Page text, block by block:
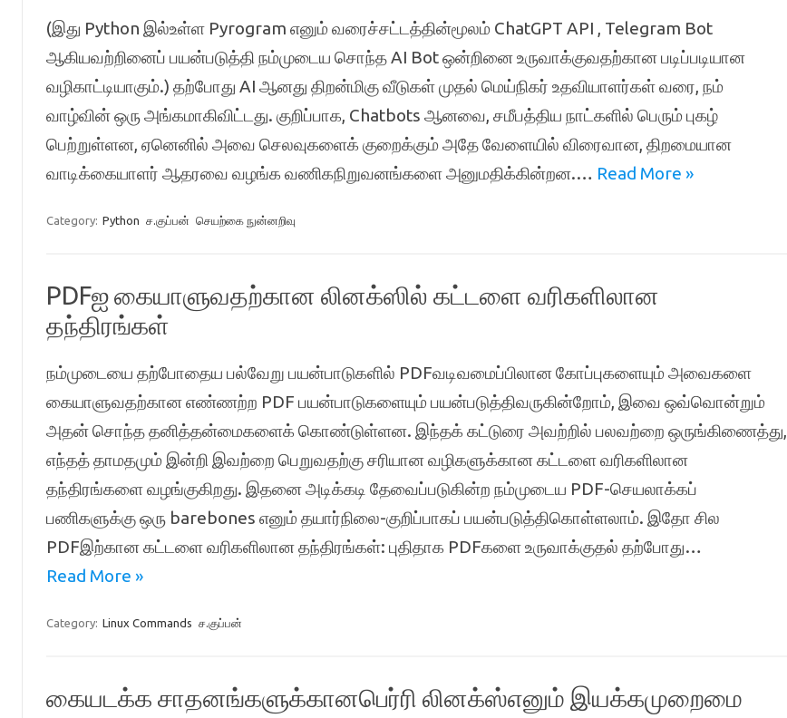
(இது Python இல்உள்ள Pyrogram எனும் வரைச்சட்டத்தின்மூலம் ChatGPT API , Telegram Bot
ஆகியவற்றினைப் பயன்படுத்தி நம்முடைய சொந்த AI Bot ஒன்றினை உருவாக்குவதற்கான படிப்படியான
வழிகாட்டியாகும்.) தற்போது AI ஆனது திறன்மிகு வீடுகள் முதல் மெய்நிகர் உதவியாளர்கள் வரை, நம்
வாழ்வின் ஒரு அங்கமாகிவிட்டது. குறிப்பாக, Chatbots ஆனவை, சமீபத்திய நாட்களில் பெரும் புகழ்
பெற்றுள்ளன, ஏனெனில் அவை செலவுகளைக் குறைக்கும் அதே வேளையில் விரைவான, திறமையான
வாடிக்கையாளர் ஆதரவை வழங்க வணிகநிறுவனங்களை அனுமதிக்கின்றன.… Read More »
Category: Python ச.குப்பன் செயற்கை நுன்னறிவு
PDFஐ கையாளுவதற்கான லினக்ஸில் கட்டளை வரிகளிலான
தந்திரங்கள்
நம்முடையை தற்போதைய பல்வேறு பயன்பாடுகளில் PDFவடிவமைப்பிலான கோப்புகளையும் அவைகளை
கையாளுவதற்கான எண்ணற்ற PDF பயன்பாடுகளையும் பயன்படுத்திவருகின்றோம், இவை ஒவ்வொன்றும்
அதன் சொந்த தனித்தன்மைகளைக் கொண்டுள்ளன. இந்தக் கட்டுரை அவற்றில் பலவற்றை ஒருங்கிணைத்து,
எந்தத் தாமதமும் இன்றி இவற்றை பெறுவதற்கு சரியான வழிகளுக்கான கட்டளை வரிகளிலான
தந்திரங்களை வழங்குகிறது. இதனை அடிக்கடி தேவைப்படுகின்ற நம்முடைய PDF-செயலாக்கப்
பணிகளுக்கு ஒரு barebones எனும் தயார்நிலை-குறிப்பாகப் பயன்படுத்திகொள்ளலாம். இதோ சில
PDFஇற்கான கட்டளை வரிகளிலான தந்திரங்கள்: புதிதாக PDFகளை உருவாக்குதல் தற்போது…
Read More »
Category: Linux Commands ச.குப்பன்
கையடக்க சாதனங்களுக்கானபெர்ரி லினக்ஸ்எனும் இயக்கமுறைமை